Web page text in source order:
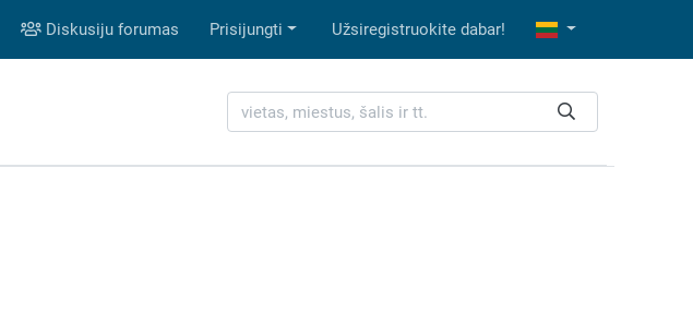
Diskusiju forumas Prisijungti Užsiregistruokite dabar!